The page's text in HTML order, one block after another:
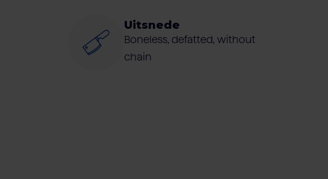
Uitsnede
Boneless, defatted, without
chain